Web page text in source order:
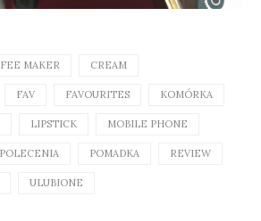
MAKER CREAM
FAV FAVOURITES KOMÓRKA
LIPSTICK MOBILE PHONE
POLECENIA POMADKA REVIEW
ULUBIONE